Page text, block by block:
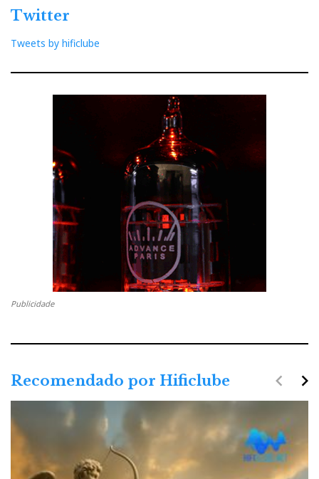
Twitter
Tweets by hificlube
Publicidade
Recomendado por Hificlube navigate_next
navigate_before